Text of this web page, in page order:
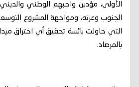
الأولى، مؤدين واجبهم الوطني
الجنوب وعزته، ومواجهة المشروع
التي حاولت يائسة تحقيق أي اختراق
بالمرصاد.